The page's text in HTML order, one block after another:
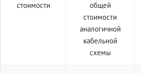
стоимости
общей
стоимости
аналогичной
кабельной
схемы